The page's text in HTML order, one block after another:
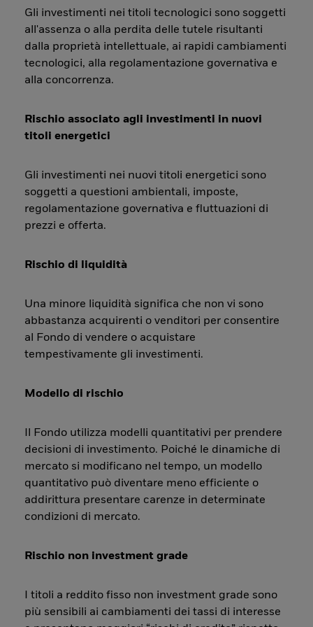
Gli investimenti nei titoli tecnologici sono soggetti
all'assenza o alla perdita delle tutele risultanti
dalla proprietà intellettuale, ai rapidi cambiamenti
tecnologici, alla regolamentazione governativa e
alla concorrenza.
Rischio associato agli investimenti in nuovi
titoli energetici
Gli investimenti nei nuovi titoli energetici sono
soggetti a questioni ambientali, imposte,
regolamentazione governativa e fluttuazioni di
prezzi e offerta.
Rischio di liquidità
Una minore liquidità significa che non vi sono
abbastanza acquirenti o venditori per consentire
al Fondo di vendere o acquistare
tempestivamente gli investimenti.
Modello di rischio
Il Fondo utilizza modelli quantitativi per prendere
decisioni di investimento. Poiché le dinamiche di
mercato si modificano nel tempo, un modello
quantitativo può diventare meno efficiente o
addirittura presentare carenze in determinate
condizioni di mercato.
Rischio non investment grade
I titoli a reddito fisso non investment grade sono
più sensibili ai cambiamenti dei tassi di interesse